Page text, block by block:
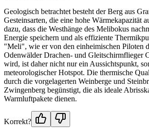
Geologisch betrachtet besteht der Berg aus
Gesteinsarten, die eine hohe Wärmekapazität
dazu, dass die Westhänge des Melibokus
Energie speichern und als effiziente
"Meli", wie er von den einheimischen Piloten
Odenwälder Drachen- und Gleitschirmflieger
wird, ist daher nicht nur ein Aussichtspunkt,
meteorologischer Hotspot. Die thermische
durch die vorgelagerten Weinberge und
Zwingenberg begünstigt, die als ideale
Warmluftpakete dienen.
Korrekt?